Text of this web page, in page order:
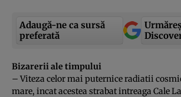
Adaugă-ne ca sursă
preferată
Bizarerii ale timpului
– Viteza celor mai puternice radiatii
mare, incat acestea strabat intreaga Cale